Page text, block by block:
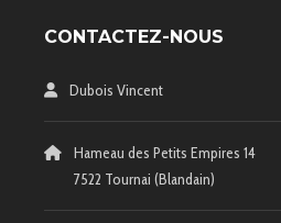
CONTACTEZ-NOUS
Dubois Vincent
Hameau des Petits Empires 14
7522 Tournai (Blandain)